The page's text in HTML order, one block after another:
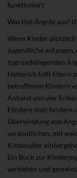
funktioniert
Was löst Ängste aus?
Wenn Kinder
Jugendliche
zugrundeliegenden
Hetterich hilft Eltern
betroffenen Kindern
Anhand von vier
Fördern statt fordern
Überwindung von
verdeutlichen, mit
Kindesalter
Ein Buch zur
verstehen und